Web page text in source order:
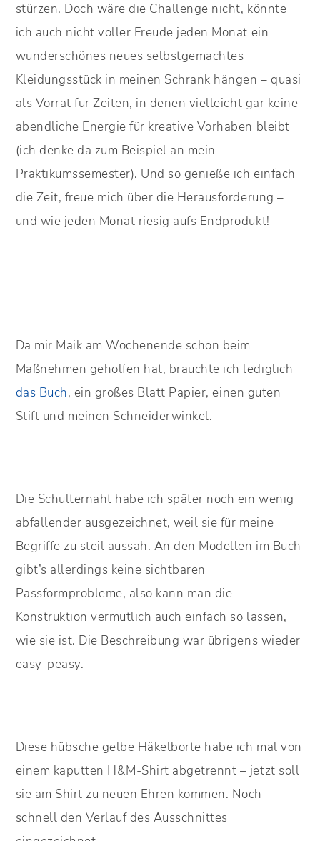
stürzen. Doch wäre die Challenge nicht, könnte
ich auch nicht voller Freude jeden Monat ein
wunderschönes neues selbstgemachtes
Kleidungsstück in meinen Schrank hängen – quasi
als Vorrat für Zeiten, in denen vielleicht gar keine
abendliche Energie für kreative Vorhaben bleibt
(ich denke da zum Beispiel an mein
Praktikumssemester). Und so genieße ich einfach
die Zeit, freue mich über die Herausforderung –
und wie jeden Monat riesig aufs Endprodukt!
Da mir Maik am Wochenende schon beim
Maßnehmen geholfen hat, brauchte ich lediglich
das Buch, ein großes Blatt Papier, einen guten
Stift und meinen Schneiderwinkel.
Die Schulternaht habe ich später noch ein wenig
abfallender ausgezeichnet, weil sie für meine
Begriffe zu steil aussah. An den Modellen im Buch
gibt’s allerdings keine sichtbaren
Passformprobleme, also kann man die
Konstruktion vermutlich auch einfach so lassen,
wie sie ist. Die Beschreibung war übrigens wieder
easy-peasy.
Diese hübsche gelbe Häkelborte habe ich mal von
einem kaputten H&M-Shirt abgetrennt – jetzt soll
sie am Shirt zu neuen Ehren kommen. Noch
schnell den Verlauf des Ausschnittes